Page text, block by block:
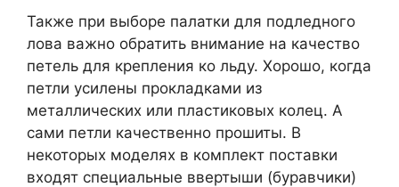
Также при выборе палатки для подледного
лова важно обратить внимание на качество
петель для крепления ко льду. Хорошо, когда
петли усилены прокладками из
металлических или пластиковых колец. А
сами петли качественно прошиты. В
некоторых моделях в комплект поставки
входят специальные ввертыши (буравчики)